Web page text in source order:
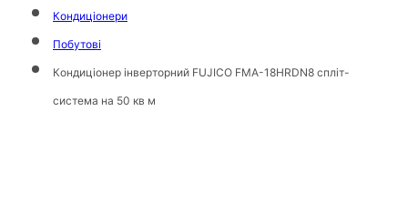
Кондиціонери
Побутові
Кондиціонер інверторний FUJICO FMA-18HRDN8 спліт-
система на 50 кв м